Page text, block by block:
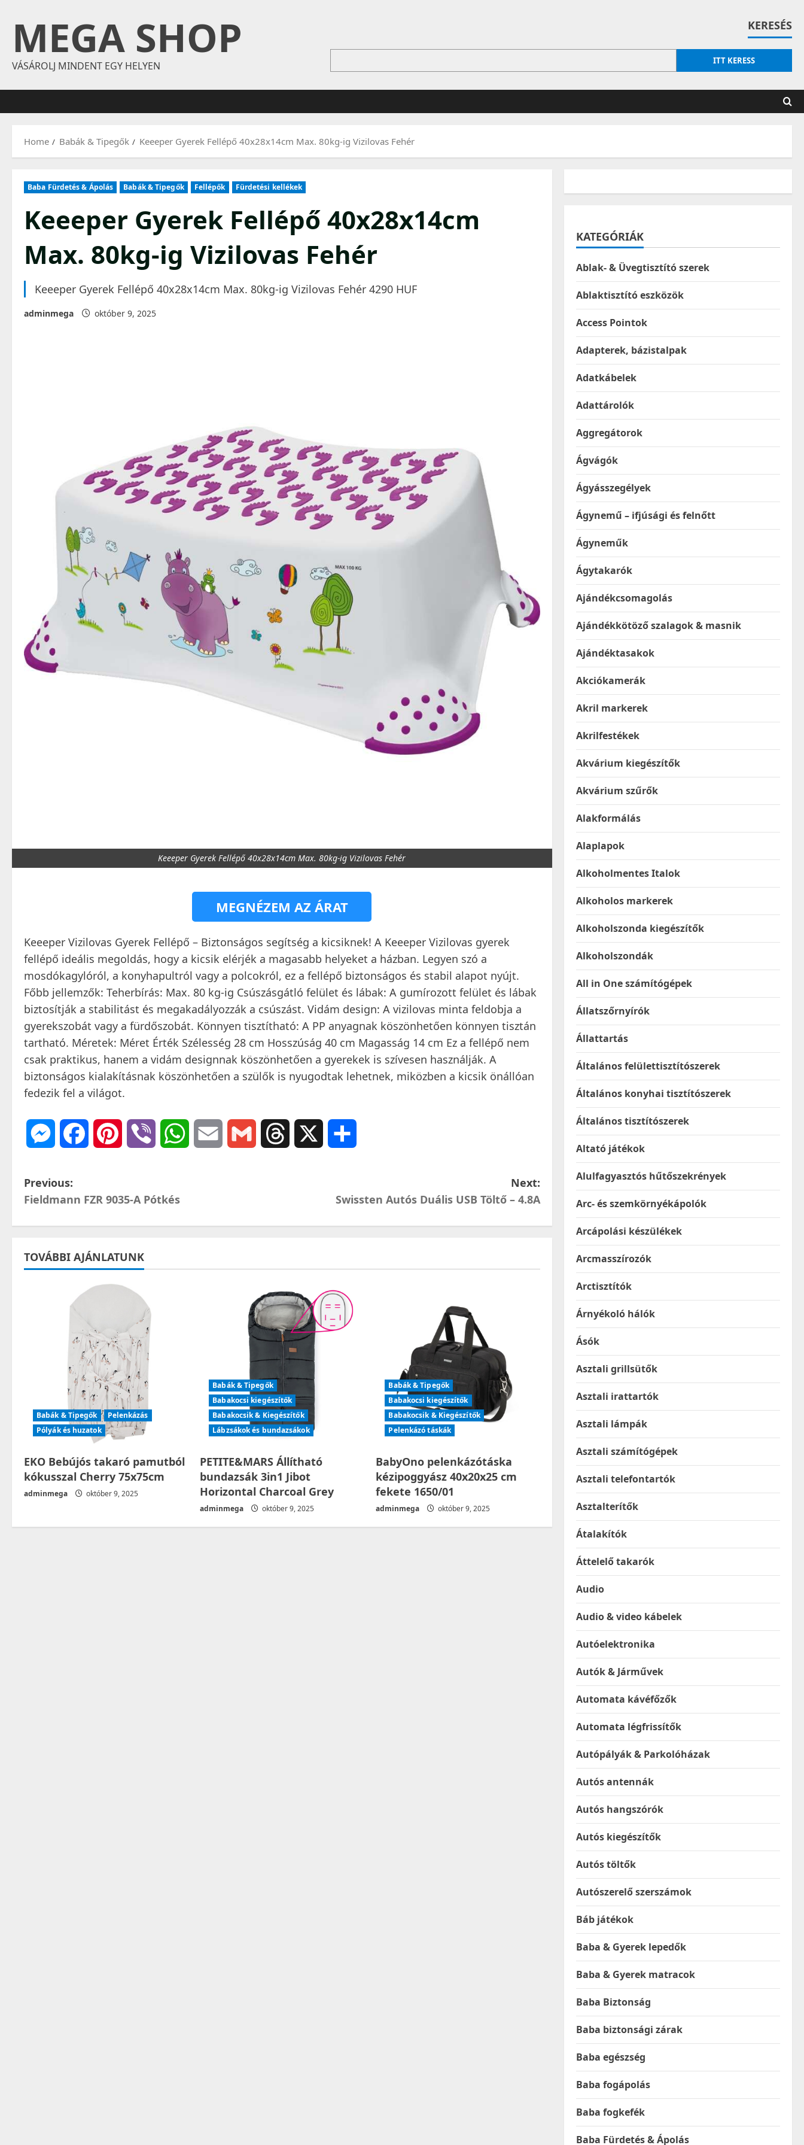
content
MEGA SHOP
VÁSÁROLJ MINDENT EGY HELYEN
KERESÉS
ITT KERESS
Home Babák & Tipegők Keeeper Gyerek Fellépő 40x28x14cm Max. 80kg-ig Vizilovas Fehér
Baba Fürdetés & Ápolás Babák & Tipegők Fellépők Fürdetési kellékek
Keeeper Gyerek Fellépő 40x28x14cm
Max. 80kg-ig Vizilovas Fehér
Keeeper Gyerek Fellépő 40x28x14cm Max. 80kg-ig Vizilovas Fehér 4290 HUF
adminmega október 9, 2025
Keeeper Gyerek Fellépő 40x28x14cm Max. 80kg-ig Vizilovas Fehér
MEGNÉZEM AZ ÁRAT
Keeeper Vizilovas Gyerek Fellépő – Biztonságos segítség a kicsiknek! A Keeeper Vizilovas gyerek
fellépő ideális megoldás, hogy a kicsik elérjék a magasabb helyeket a házban. Legyen szó a
mosdókagylóról, a konyhapultról vagy a polcokról, ez a fellépő biztonságos és stabil alapot nyújt.
Főbb jellemzők: Teherbírás: Max. 80 kg-ig Csúszásgátló felület és lábak: A gumírozott felület és lábak
biztosítják a stabilitást és megakadályozzák a csúszást. Vidám design: A vizilovas minta feldobja a
gyerekszobát vagy a fürdőszobát. Könnyen tisztítható: A PP anyagnak köszönhetően könnyen tisztán
tartható. Méretek: Méret Érték Szélesség 28 cm Hosszúság 40 cm Magasság 14 cm Ez a fellépő nem
csak praktikus, hanem a vidám designnak köszönhetően a gyerekek is szívesen használják. A
biztonságos kialakításnak köszönhetően a szülők is nyugodtak lehetnek, miközben a kicsik önállóan
fedezik fel a világot.
MessengerFacebookPinterest Viber WhatsAppEmail Gmail Threads
P
o
t
a
i
o
Previous:
Fieldmann FZR 9035-A Pótkés
Next:
Swissten Autós Duális USB Töltő – 4.8A
TOVÁBBI AJÁNLATUNK
Babák & Tipegők
Pelenkázás
Pólyák és huzatok
EKO Bebújós takaró pamutból
kókusszal Cherry 75x75cm
adminmega október 9, 2025
Babák & Tipegők
Babakocsi kiegészítők
Babakocsik & Kiegészítők
Lábzsákok és bundazsákok
PETITE&MARS Állítható
bundazsák 3in1 Jibot
Horizontal Charcoal Grey
adminmega október 9, 2025
Babák & Tipegők
Babakocsi kiegészítők
Babakocsik & Kiegészítők
Pelenkázó táskák
BabyOno pelenkázótáska
kézipoggyász 40x20x25 cm
fekete 1650/01
adminmega október 9, 2025
KATEGÓRIÁK
Ablak- & Üvegtisztító szerek
Ablaktisztító eszközök
Access Pointok
Adapterek, bázistalpak
Adatkábelek
Adattárolók
Aggregátorok
Ágvágók
Ágyásszegélyek
Ágynemű – ifjúsági és felnőtt
Ágyneműk
Ágytakarók
Ajándékcsomagolás
Ajándékkötöző szalagok & masnik
Ajándéktasakok
Akciókamerák
Akril markerek
Akrilfestékek
Akvárium kiegészítők
Akvárium szűrők
Alakformálás
Alaplapok
Alkoholmentes Italok
Alkoholos markerek
Alkoholszonda kiegészítők
Alkoholszondák
All in One számítógépek
Állatszőrnyírók
Állattartás
Általános felülettisztítószerek
Általános konyhai tisztítószerek
Általános tisztítószerek
Altató játékok
Alulfagyasztós hűtőszekrények
Arc- és szemkörnyékápolók
Arcápolási készülékek
Arcmasszírozók
Arctisztítók
Árnyékoló hálók
Ásók
Asztali grillsütők
Asztali irattartók
Asztali lámpák
Asztali számítógépek
Asztali telefontartók
Asztalterítők
Átalakítók
Áttelelő takarók
Audio
Audio & video kábelek
Autóelektronika
Autók & Járművek
Automata kávéfőzők
Automata légfrissítők
Autópályák & Parkolóházak
Autós antennák
Autós hangszórók
Autós kiegészítők
Autós töltők
Autószerelő szerszámok
Báb játékok
Baba & Gyerek lepedők
Baba & Gyerek matracok
Baba Biztonság
Baba biztonsági zárak
Baba egészség
Baba fogápolás
Baba fogkefék
Baba Fürdetés & Ápolás